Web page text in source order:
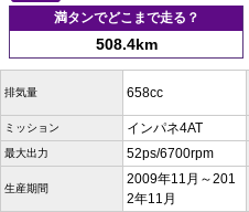
満タンでどこまで走る？
508.4km
排気量 658cc
ミッション インパネ4AT
最大出力 52ps/6700rpm
生産期間
2009年11月～201
2年11月